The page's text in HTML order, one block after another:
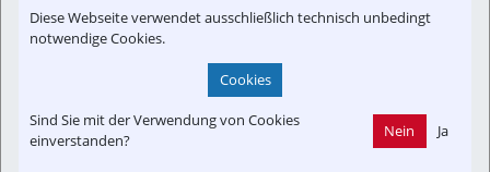
Diese Webseite verwendet ausschließlich technisch unbedingt
notwendige Cookies.
Cookies
Sind Sie mit der Verwendung von Cookies
einverstanden?
Nein Ja